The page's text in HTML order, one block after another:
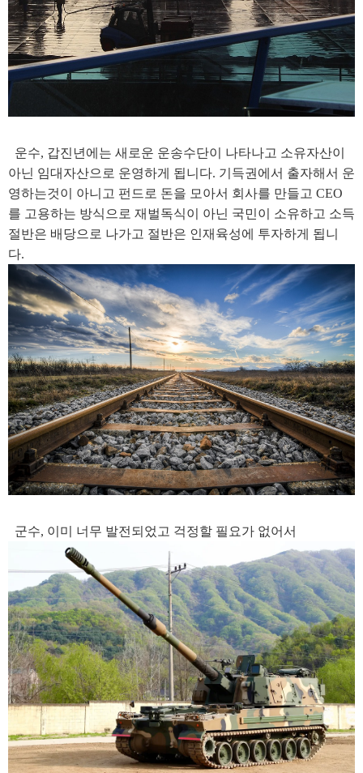
운수, 갑진년에는 새로운 운송수단이 나타나고 소유자산이
아닌 임대자산으로 운영하게 됩니다. 기득권에서 출자해서 운
영하는것이 아니고 펀드로 돈을 모아서 회사를 만들고 CEO
를 고용하는 방식으로 재벌독식이 아닌 국민이 소유하고 소득
절반은 배당으로 나가고 절반은 인재육성에 투자하게 됩니
다.
군수, 이미 너무 발전되었고 걱정할 필요가 없어서